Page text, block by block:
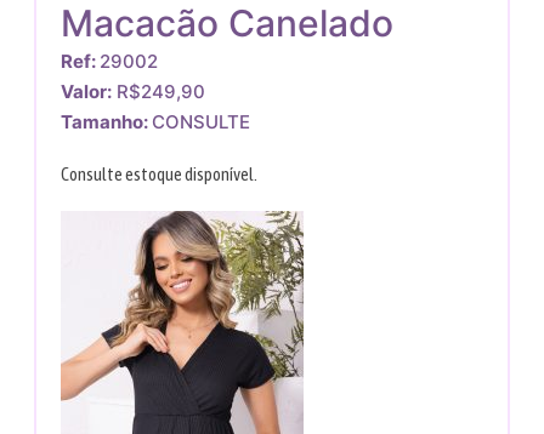
Macacão Canelado
Ref: 29002
Valor: R$249,90
Tamanho: CONSULTE
Consulte estoque disponível.